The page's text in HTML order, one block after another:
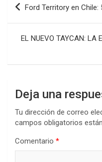
entradas
Ford Territory en
EL NUEVO TAYCAN: LA
Deja una
Tu dirección de correo
campos obligatorios
Comentario *